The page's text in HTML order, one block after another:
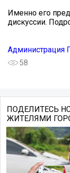
Именно его
дискуссии.
Администрация
58
ПОДЕЛИТЕСЬ
ЖИТЕЛЯМИ